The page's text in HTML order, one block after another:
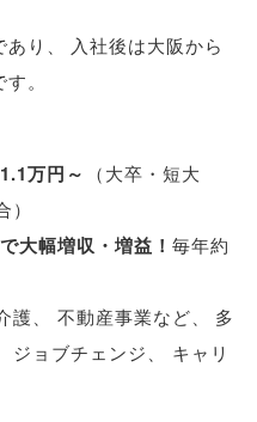
り 、
入社後は大阪から
す。
万円～ （大卒・短大
）
大幅増収・増益！ 毎年約
護、 不動産事業など、
多
ジョブチェンジ、
キャリ